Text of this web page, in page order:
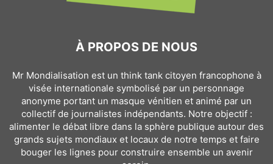
À PROPOS DE NOUS
Mr Mondialisation est un think tank citoyen francophone à
visée internationale symbolisé par un personnage
anonyme portant un masque vénitien et animé par un
collectif de journalistes indépendants. Notre objectif :
alimenter le débat libre dans la sphère publique autour des
grands sujets mondiaux et locaux de notre temps et faire
bouger les lignes pour construire ensemble un avenir